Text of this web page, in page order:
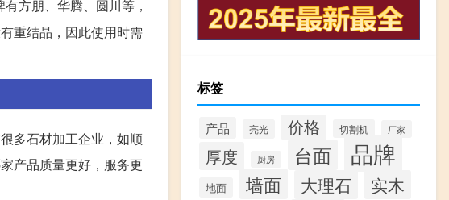
方朋、华腾、圆川等，
重结晶，因此使用时需
多石材加工企业，如顺
产品质量更好，服务更
标签
产品 亮光 价格 切割机 厂家
厚度 厨房 台面 品牌
地面 墙面 大理石 实木